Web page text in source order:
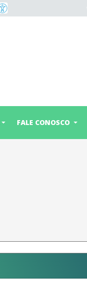
FALE CONOSCO